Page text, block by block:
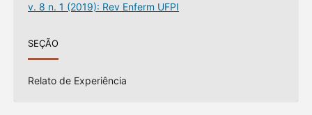
v. 8 n. 1 (2019): Rev Enferm UFPI
SEÇÃO
Relato de Experiência